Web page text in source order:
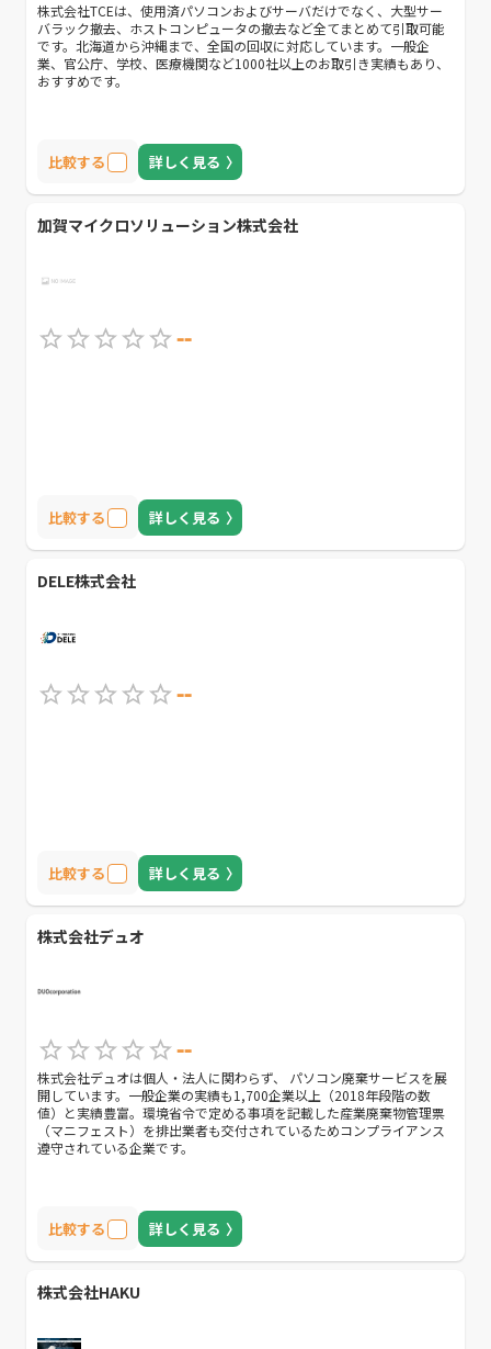
株式会社TCEは、使用済パソコンおよびサーバだけでなく、大型サー
バラック撤去、ホストコンピュータの撤去など全てまとめて引取可能
です。北海道から沖縄まで、全国の回収に対応しています。一般企
業、官公庁、学校、医療機関など1000社以上のお取引き実績もあり、
おすすめです。
比較する 詳しく見る
加賀マイクロソリューション株式会社
--
比較する 詳しく見る
DELE株式会社
--
比較する 詳しく見る
株式会社デュオ
--
株式会社デュオは個人・法人に関わらず、 パソコン廃棄サービスを展
開しています。一般企業の実績も1,700企業以上（2018年段階の数
値）と実績豊富。環境省令で定める事項を記載した産業廃棄物管理票
（マニフェスト）を排出業者も交付されているためコンプライアンス
遵守されている企業です。
比較する 詳しく見る
株式会社HAKU